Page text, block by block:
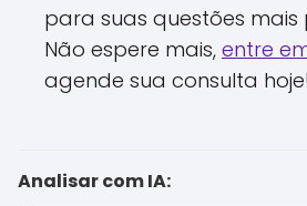
para suas questões mais
Não espere mais, entre
agende sua consulta hoje!
Analisar com IA: